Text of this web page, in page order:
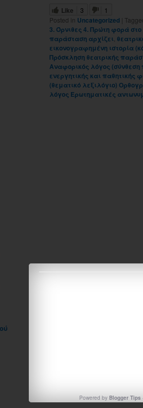
Like 3
1
Posted in Uncategorized |
3. Όρνιθες 4. Πρώτη φορά
παράσταση αρχίζει
εικονογραφημένη ιστορία
Πρόσκληση θεατρικής
Αναφορικός λόγος (σύνθεση
ενεργητικής και παθητικής
(θεματικό λεξιλόγιο)
λόγος Ερωτηματικές
Powered byBlogger Tips